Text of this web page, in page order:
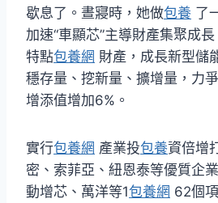
歇息了。晝寢時，她做包養 了
加速“車顯芯”主導財產集聚成
特點包養網 財產，成長新型儲
穩存量、挖新量、擴增量，力
增添值增加6%。
實行包養網 產業投包養資倍增
密、索菲亞、紐恩泰等優質企
動增芯、萬洋等1包養網 62個